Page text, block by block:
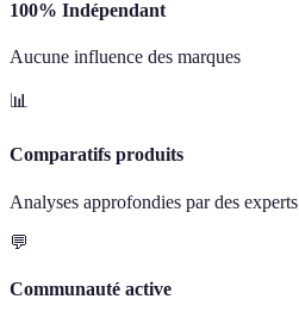
100% Indépendant
Aucune influence des marques
📊
Comparatifs produits
Analyses approfondies par des experts
💬
Communauté active